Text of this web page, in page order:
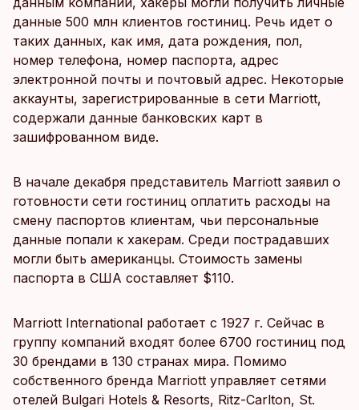
данные 500 млн клиентов гостиниц. Речь идет о
таких данных, как имя, дата рождения, пол,
номер телефона, номер паспорта, адрес
электронной почты и почтовый адрес. Некоторые
аккаунты, зарегистрированные в сети Marriott,
содержали данные банковских карт в
зашифрованном виде.
В начале декабря представитель Marriott заявил о
готовности сети гостиниц оплатить расходы на
смену паспортов клиентам, чьи персональные
данные попали к хакерам. Среди пострадавших
могли быть американцы. Стоимость замены
паспорта в США составляет $110.
Marriott International работает с 1927 г. Сейчас в
группу компаний входят более 6700 гостиниц под
30 брендами в 130 странах мира. Помимо
собственного бренда Marriott управляет сетями
отелей Bulgari Hotels & Resorts, Ritz-Carlton, St.